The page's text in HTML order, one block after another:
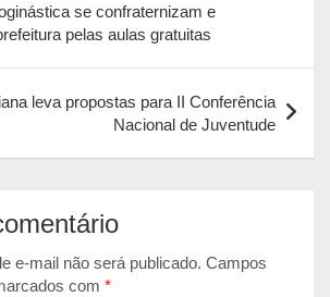
s
p
b
k
e
e
l
t
se confraternizam e
pelas aulas gratuitas
leva propostas para II Conferência
Nacional de Juventude
e-mail não será publicado. Campos
com *